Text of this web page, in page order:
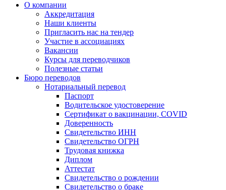
О компании
Аккредитация
Наши клиенты
Пригласить нас на тендер
Участие в ассоциациях
Вакансии
Курсы для переводчиков
Полезные статьи
Бюро переводов
Нотариальный перевод
Паспорт
Водительское удостоверение
Сертификат о вакцинации, COVID
Доверенность
Свидетельство ИНН
Свидетельство ОГРН
Трудовая книжка
Диплом
Аттестат
Свидетельство о рождении
Свидетельство о браке